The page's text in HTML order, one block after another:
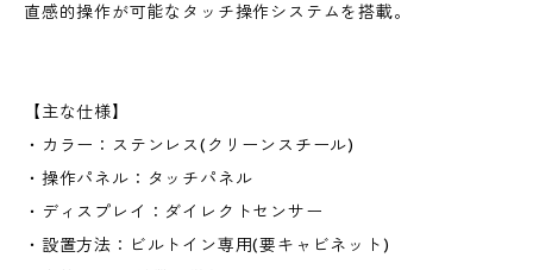
直感的操作が可能なタッチ操作システムを搭載。
【主な仕様】
・カラー：ステンレス(クリーンスチール)
・操作パネル：タッチパネル
・ディスプレイ：ダイレクトセンサー
・設置方法：ビルトイン専用(要キャビネット)